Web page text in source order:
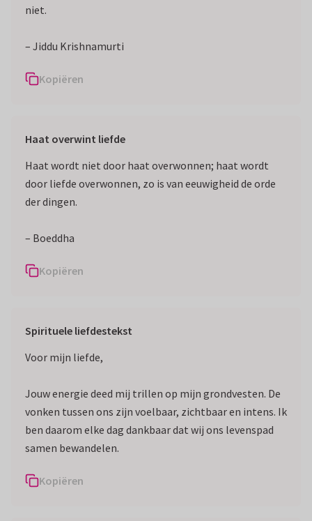
niet.
– Jiddu Krishnamurti
Kopiëren
Haat overwint liefde
Haat wordt niet door haat overwonnen; haat wordt
door liefde overwonnen, zo is van eeuwigheid de orde
der dingen.
– Boeddha
Kopiëren
Spirituele liefdestekst
Voor mijn liefde,
Jouw energie deed mij trillen op mijn grondvesten. De
vonken tussen ons zijn voelbaar, zichtbaar en intens. Ik
ben daarom elke dag dankbaar dat wij ons levenspad
samen bewandelen.
Kopiëren